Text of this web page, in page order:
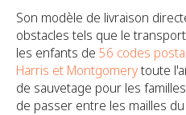
Son modèle de livraison
obstacles tels que le
les enfants de 56 codes
Harris et Montgomerytoute
de sauvetage pour les
de passer entre les mailles